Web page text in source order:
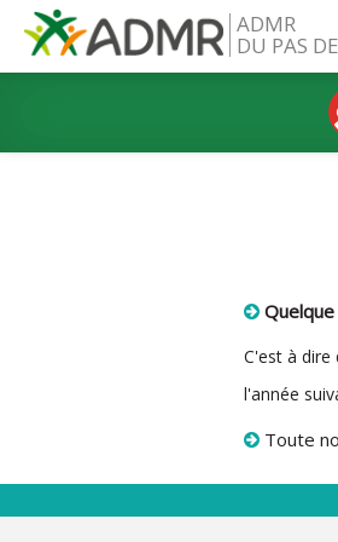
Aller au contenu principal ADMR
DU PAS
C'est à dire
l'année
Toute